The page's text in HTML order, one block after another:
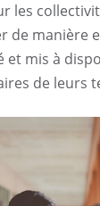
les
de manière
mis à
de leurs